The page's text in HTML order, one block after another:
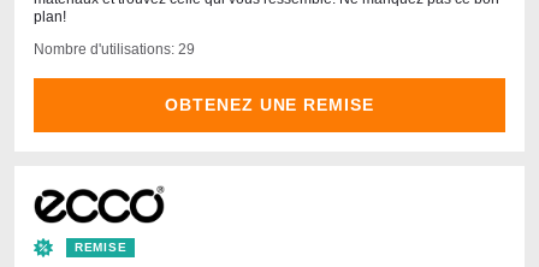
plan!
Nombre d'utilisations: 29
OBTENEZ UNE REMISE
REMISE